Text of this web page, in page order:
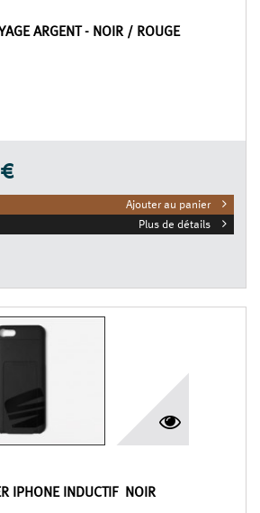
ARGENT - NOIR / ROUGE
Ajouter au panier
Plus de détails
IPHONE INDUCTIF NOIR